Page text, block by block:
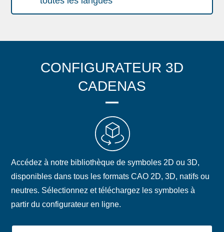
CONFIGURATEUR 3D
CADENAS
Accédez à notre bibliothèque de symboles 2D ou 3D,
disponibles dans tous les formats CAO 2D, 3D, natifs ou
neutres. Sélectionnez et téléchargez les symboles à
partir du configurateur en ligne.